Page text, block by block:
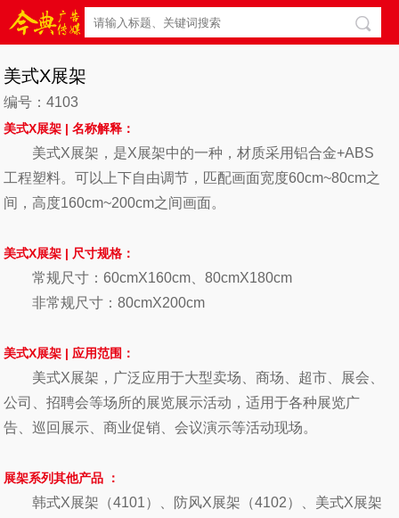
美式X展架
编号：4103
美式X展架 |名称解释：
美式X展架，是X展架中的一种，材质采用铝合金+ABS
工程塑料。可以上下自由调节，匹配画面宽度60cm~80cm之
间，高度160cm~200cm之间画面。
美式X展架 | 尺寸规格：
常规尺寸：60cmX160cm、80cmX180cm
非常规尺寸：80cmX200cm
美式X展架 | 应用范围：
美式X展架 ， 广泛应用于大型卖场、商场、超市、展会、
公司、招聘会等场所的展览展示活动，适用于各种展览广
告、巡回展示、商业促销、会议演示等活动现场。
展架系列其他产品 ：
韩式X展架 （4101）、 防风X展架 （4102）、 美式X展架